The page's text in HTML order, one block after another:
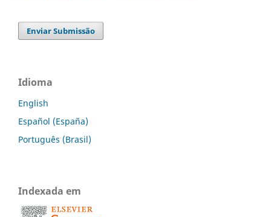
Enviar Submissão
Idioma
English
Español (España)
Português (Brasil)
Indexada em